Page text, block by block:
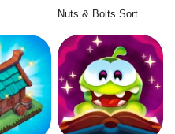
Nuts & Bolts Sort